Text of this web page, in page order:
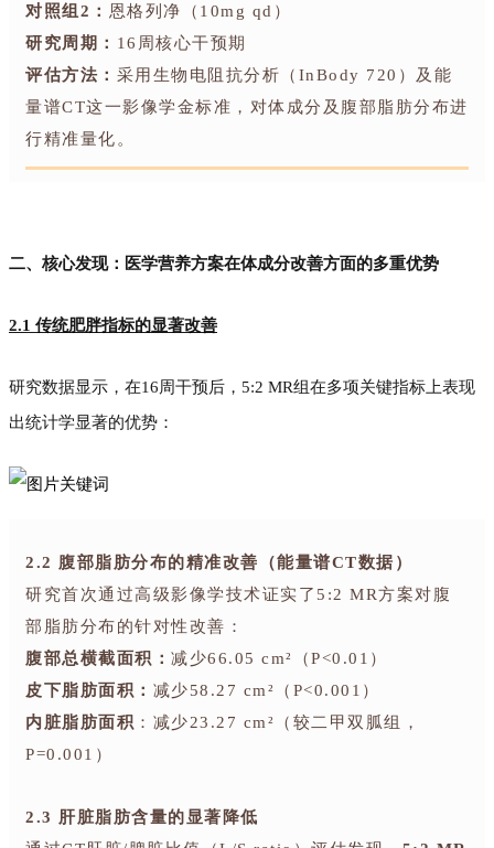
对照组2： 恩格列净（10mg qd）
研究周期： 16周核心干预期
评估方法： 采用生物电阻抗分析（InBody 720）及能
量谱CT这一影像学金标准，对体成分及腹部脂肪分布进
行精准量化。
二、核心发现：医学营养方案在体成分改善方面的多重优势
2.1 传统肥胖指标的显著改善
研究数据显示，在16周干预后，5:2 MR组在多项关键指标上表现
出统计学显著的优势：
2.2 腹部脂肪分布的精准改善（能量谱CT数据）
研究首次通过高级影像学技术证实了5:2 MR方案对腹
部脂肪分布的针对性改善：
腹部总横截面积： 减少66.05 cm²（P<0.01）
皮下脂肪面积： 减少58.27 cm²（P<0.001）
内脏脂肪面积 ：减少23.27 cm²（较二甲双胍组，
P=0.001）
2.3 肝脏脂肪含量的显著降低